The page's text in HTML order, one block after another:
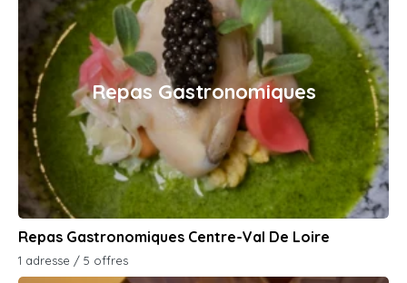
Repas Gastronomiques
Repas Gastronomiques Centre-Val De Loire
1 adresse / 5 offres